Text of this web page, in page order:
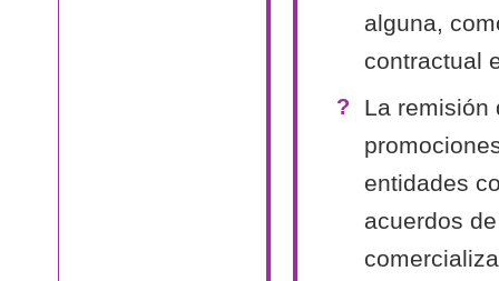
alguna,
contractual
La remisión
entidades
acuerdos